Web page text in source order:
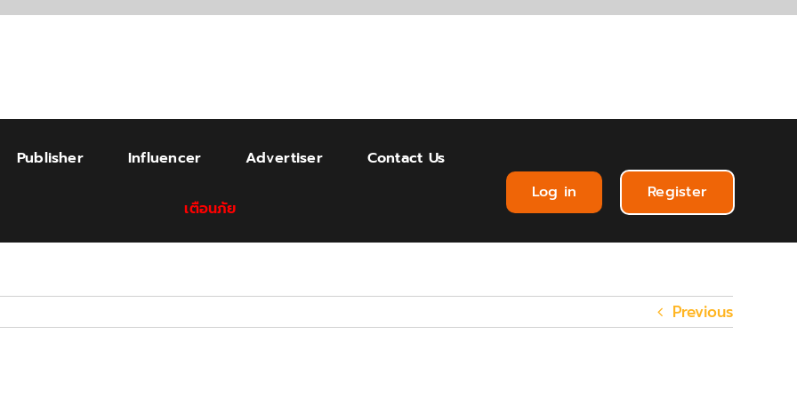
Publisher Influencer Advertiser Contact Us
เตือนภัย
Log in Register
Previous